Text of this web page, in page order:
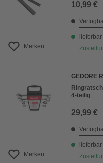
Merken
10,99 €
lieferbar
Merken
GEDORE
4-teilig
29,99 €
lieferbar